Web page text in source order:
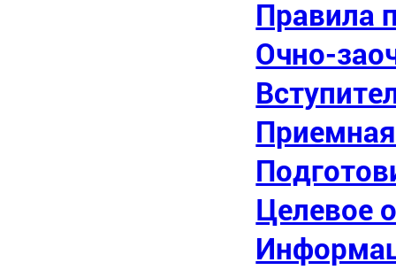
Правила
Очно-
Целевое